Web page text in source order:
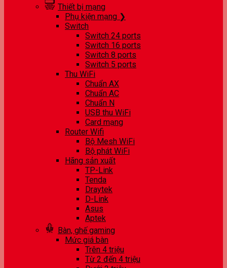
Thiết bị mạng
Phụ kiện mạng ❯
Switch
Switch 24 ports
Switch 16 ports
Switch 8 ports
Switch 5 ports
Thu WiFi
Chuẩn AX
Chuẩn AC
Chuẩn N
USB thu WiFi
Card mạng
Router Wifi
Bộ Mesh WiFi
Bộ phát WiFi
Hãng sản xuất
TP-Link
Tenda
Draytek
D-Link
Asus
Aptek
Bàn, ghế gaming
Mức giá bàn
Trên 4 triệu
Từ 2 đến 4 triệu